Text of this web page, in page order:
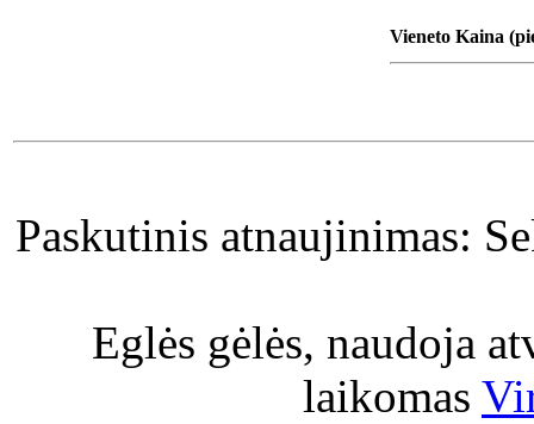
Vieneto Kaina
Paskutinis atnaujinimas:
Eglės gėlės, naudoja
laikomas